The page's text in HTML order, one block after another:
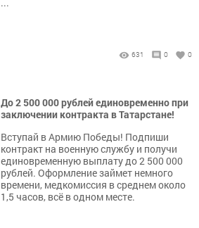
...
631 0 0
До 2 500 000 рублей единовременно при
заключении контракта в Татарстане!
Вступай в Армию Победы! Подпиши
контракт на военную службу и получи
единовременную выплату до 2 500 000
рублей. Оформление займет немного
времени, медкомиссия в среднем около
1,5 часов, всё в одном месте.